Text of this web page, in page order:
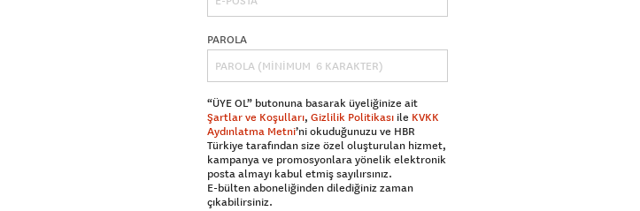
PAROLA
“ÜYE OL” butonuna basarak üyeliğinize ait
Şartlar ve Koşulları, Gizlilik Politikası ile KVKK
Aydınlatma Metni’ni okuduğunuzu ve HBR
Türkiye tarafından size özel oluşturulan hizmet,
kampanya ve promosyonlara yönelik elektronik
posta almayı kabul etmiş sayılırsınız.
E-bülten aboneliğinden dilediğiniz zaman
çıkabilirsiniz.